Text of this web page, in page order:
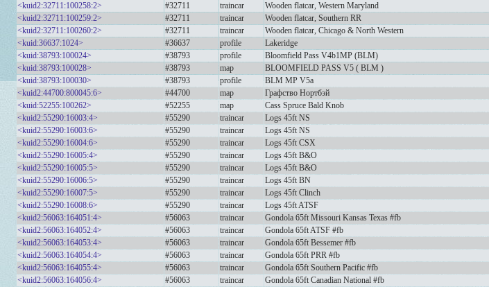
<kuid2:32711:100258:2>
#32711 traincar Wooden flatcar, Western Maryland
<kuid2:32711:100259:2>
#32711 traincar Wooden flatcar, Southern RR
<kuid2:32711:100260:2>
#32711 traincar Wooden flatcar, Chicago & North Western
<kuid:36637:1024>
#36637 profile Lakeridge
<kuid:38793:100024>
#38793 profile Bloomfield Pass V4b1MP (BLM)
<kuid:38793:100028>
#38793 map BLOOMFIELD PASS V5 ( BLM )
<kuid:38793:100030>
#38793 profile BLM MP V5a
<kuid2:44700:800045:6>
#44700 map Графство Нортбэй
<kuid:52255:100262>
#52255 map Cass Spruce Bald Knob
<kuid2:55290:16003:4>
#55290 traincar Logs 45ft NS
<kuid2:55290:16003:6>
#55290 traincar Logs 45ft NS
<kuid2:55290:16004:6>
#55290 traincar Logs 45ft CSX
<kuid2:55290:16005:4>
#55290 traincar Logs 45ft B&O
<kuid2:55290:16005:5>
#55290 traincar Logs 45ft B&O
<kuid2:55290:16006:5>
#55290 traincar Logs 45ft BN
<kuid2:55290:16007:5>
#55290 traincar Logs 45ft Clinch
<kuid2:55290:16008:6>
#55290 traincar Logs 45ft ATSF
<kuid2:56063:164051:4>
#56063 traincar Gondola 65ft Missouri Kansas Texas #fb
<kuid2:56063:164052:4>
#56063 traincar Gondola 65ft ATSF #fb
<kuid2:56063:164053:4>
#56063 traincar Gondola 65ft Bessemer #fb
<kuid2:56063:164054:4>
#56063 traincar Gondola 65ft PRR #fb
<kuid2:56063:164055:4>
#56063 traincar Gondola 65ft Southern Pacific #fb
<kuid2:56063:164056:4>
#56063 traincar Gondola 65ft Canadian National #fb